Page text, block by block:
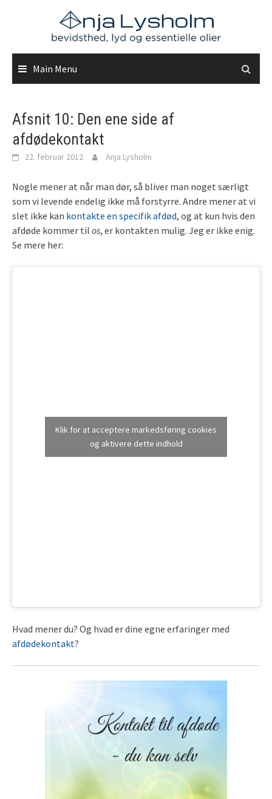
Main Menu
Afsnit 10: Den ene side af
afdødekontakt
22. februar 2012 Anja Lysholm
Nogle mener at når man dør, så bliver man noget særligt
som vi levende endelig ikke må forstyrre. Andre mener at vi
slet ikke kan kontakte en specifik afdød, og at kun hvis den
afdøde kommer til os, er kontakten mulig. Jeg er ikke enig.
Se mere her:
Klik for at acceptere markedsføring cookies
og aktivere dette indhold
Hvad mener du? Og hvad er dine egne erfaringer med
afdødekontakt?